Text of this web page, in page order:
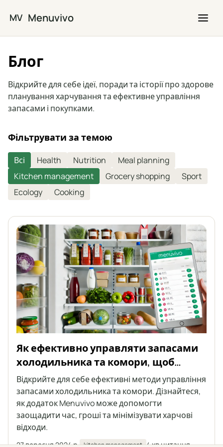
MV Menuvivo
Блог
Відкрийте для себе ідеї, поради та історії про здорове
планування харчування та ефективне управління
запасами і покупками.
Фільтрувати за темою
Всі Health Nutrition
Meal planning
Kitchen management
Grocery shopping
Sport
Ecology
Cooking
Як ефективно управляти запасами
холодильника та комори, щоб
уникнути харчових відходів
Відкрийте для себе ефективні методи управління
запасами холодильника та комори. Дізнайтеся,
як додаток Menuvivo може допомогти
заощадити час, гроші та мінімізувати харчові
відходи.
27 вересня 2024 р. kitchen management 4 хв читання